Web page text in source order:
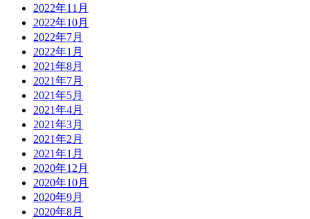
2022年11月
2022年10月
2022年7月
2022年1月
2021年8月
2021年7月
2021年5月
2021年4月
2021年3月
2021年2月
2021年1月
2020年12月
2020年10月
2020年9月
2020年8月